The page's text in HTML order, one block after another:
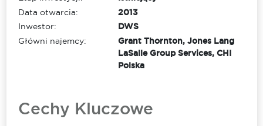
Data otwarcia:
2013
Inwestor:
DWS
Główni najemcy:
Grant Thornton, Jones Lang
LaSalle Group Services, CHI
Polska
Cechy Kluczowe